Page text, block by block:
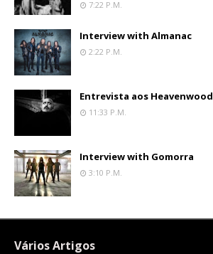
7:22 P.m.
Interview with Almanac
2:22 P.m.
Entrevista aos Heavenwood
11:33 P.m.
Interview with Gomorra
3:10 P.m.
Vários Artigos